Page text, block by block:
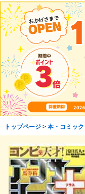
トップページ> 本・コミック